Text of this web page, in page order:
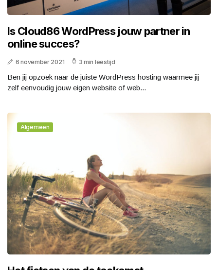
Is Cloud86 WordPress jouw partner in
online succes?
6 november 2021 3 min leestijd
Ben jij opzoek naar de juiste WordPress hosting waarmee jij
zelf eenvoudig jouw eigen website of web...
Algemeen